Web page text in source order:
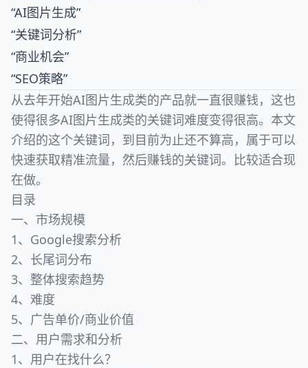
“AI图片生成”
“关键词分析”
“商业机会”
“SEO策略”
从去年开始AI图片生成类的产品就一直很赚钱，这也
使得很多AI图片生成类的关键词难度变得很高。本文
介绍的这个关键词，到目前为止还不算高，属于可以
快速获取精准流量，然后赚钱的关键词。比较适合现
在做。
目录
一、市场规模
1、Google搜索分析
2、长尾词分布
3、整体搜索趋势
4、难度
5、广告单价/商业价值
二、用户需求和分析
1、用户在找什么？